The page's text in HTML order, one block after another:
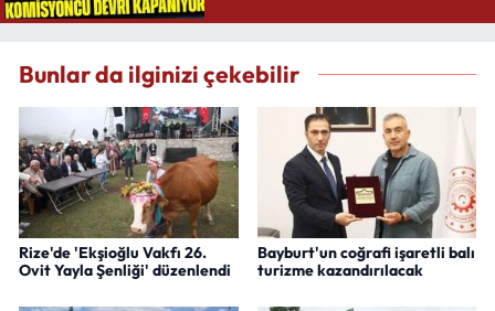
Bunlar da ilginizi çekebilir
Rize'de 'Ekşioğlu Vakfı 26.
Ovit Yayla Şenliği' düzenlendi
Bayburt'un coğrafi işaretli balı
turizme kazandırılacak